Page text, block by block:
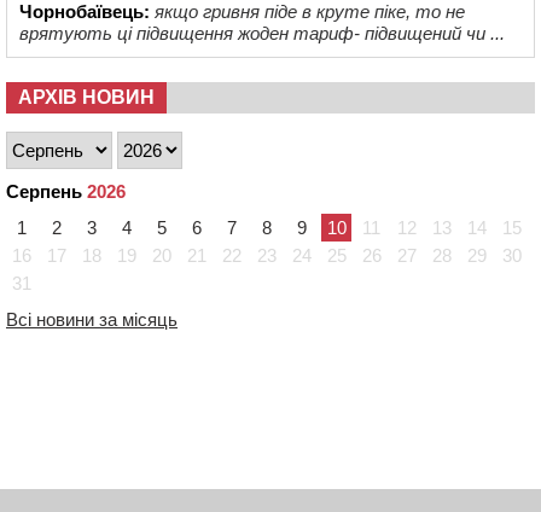
Чорнобаївець: якщо гривня піде в круте піке, то не
врятують ці підвищення жоден тариф- підвищений чи ...
АРХІВ НОВИН
Серпень 2026
1
2 3 4 5 6 7 8 9 10 11 12 13 14
15
16
17 18 19 20 21 22 23 24 25 26 27 28 29
30
31
Всі новини за місяць